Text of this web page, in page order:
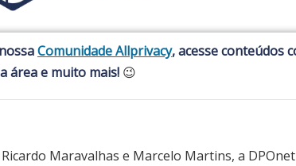
Comunidade Allprivacy, acesse conteúdos
área e muito mais! 😉
Maravalhas e Marcelo Martins, a